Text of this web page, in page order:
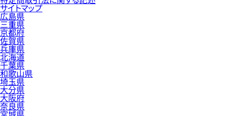
サイトマップ
広島県
三重県
京都府
佐賀県
兵庫県
北海道
千葉県
和歌山県
埼玉県
大分県
大阪府
奈良県